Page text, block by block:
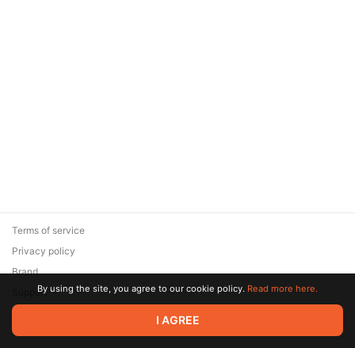
© 2026 Zaya Solutions Limited. All rights reserved. All trademarks
are the property of their respective owners.
Terms of service
Privacy policy
Brand
SupportBy using the site, you agree to our cookie policy. Read more here.
I AGREE